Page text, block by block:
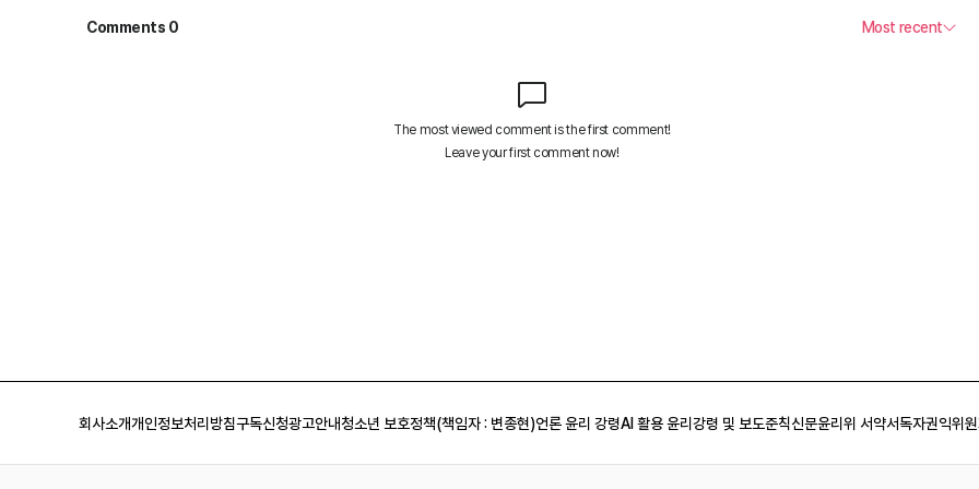
회사소개개인정보처리방침구독신청광고안내청소년 보호정책(책임자 : 변종현)언론 윤리 강령AI 활용 윤리강령 및 보도준칙신문윤리위 서약서독자권익위